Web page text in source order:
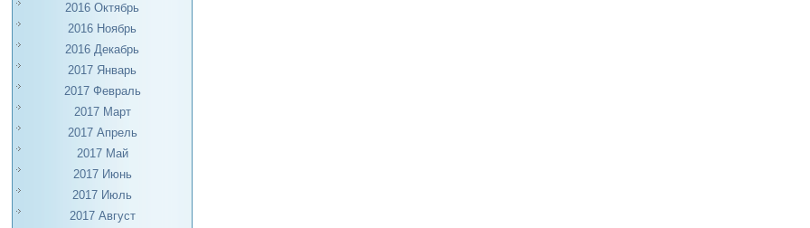
2016 Октябрь
2016 Ноябрь
2016 Декабрь
2017 Январь
2017 Февраль
2017 Март
2017 Апрель
2017 Май
2017 Июнь
2017 Июль
2017 Август